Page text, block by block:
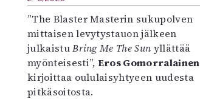
”The Blaster Masterin sukupolven
mittaisen levytystauon jälkeen
julkaistuBring Me The Sun yllättää
myönteisesti”, Eros Gomorralainen
kirjoittaa oululaisyhtyeen uudesta
pitkäsoitosta.